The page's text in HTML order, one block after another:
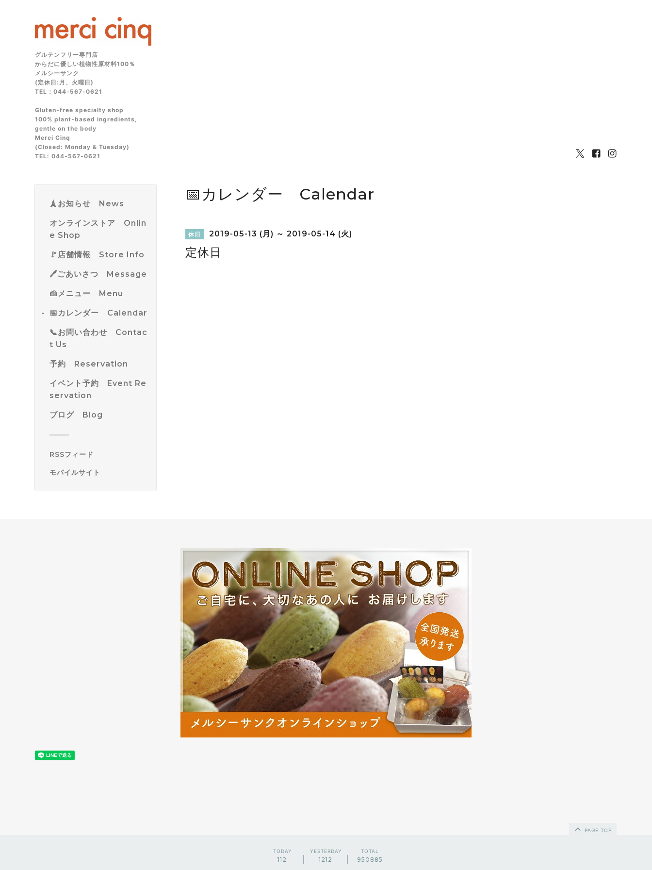
グルテンフリー専門店
からだに優しい植物性原材料100％
メルシーサンク
(定休日:月、火曜日)
TEL：044-567-0621
Gluten‑free specialty shop
100% plant‑based ingredients,
gentle on the body
Merci Cinq
(Closed: Monday & Tuesday)
TEL: 044‑567‑0621
🗼お知らせ News
オンラインストア Onlin
e Shop
🚩店舗情報 Store Info
🖊ごあいさつ Message
🍰メニュー Menu
📅カレンダー Calendar
📞お問い合わせ Contac
t Us
予約 Reservation
イベント予約 Event Re
servation
ブログ Blog
RSSフィード
モバイルサイト
📅カレンダー Calendar
休日 2019-05-13 (月) ～ 2019-05-14 (火)
定休日
PAGE TOP
TODAY
112
YESTERDAY
1212
TOTAL
950885